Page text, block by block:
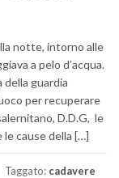
notte, intorno alle
a pelo d’acqua.
guardia
per recuperare
D.D.G, le
le cause della […]
Taggato: cadavere